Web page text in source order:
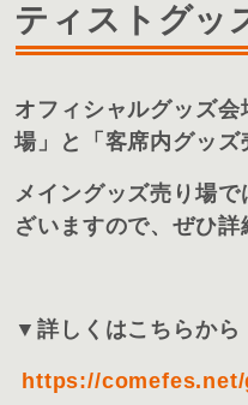
ティストグッ
オフィシャルグッズ
場」と「客席内グッ
メイングッズ売り場
ざいますので、ぜひ詳
▼詳しくはこちらから
https://